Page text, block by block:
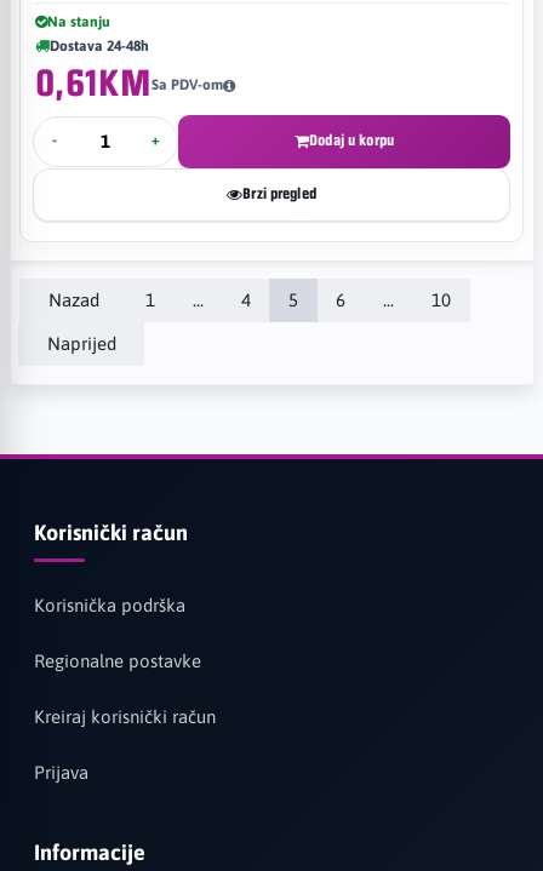
Na stanju
Dostava 24-48h
0,61KMSa PDV-om
- + Dodaj u korpu
Brzi pregled
Nazad 1 ... 4 5 6 ... 10
Naprijed
Korisnički račun
Korisnička podrška
Regionalne postavke
Kreiraj korisnički račun
Prijava
Informacije